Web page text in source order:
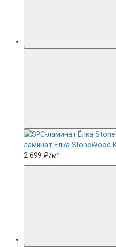
ламинат Ëлка StoneWood
2 699 ₽/м²